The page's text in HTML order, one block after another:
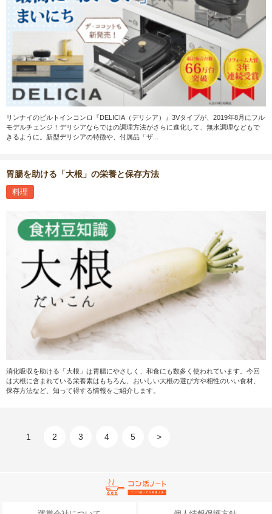
リンナイのビルトインコンロ『DELICIA（デリシア）』3Vタイプが、2019年8月にフル
モデルチェンジ！デリシアならではの調理方法がさらに進化して、無水調理などもで
きるように。新型デリシアの特徴や、付属品「ザ...
胃腸を助ける「大根」の栄養と保存方法
料理
消化吸収を助ける「大根」は胃腸にやさしく、和食にも数多く使われています。今回
は大根に含まれている栄養素はもちろん、おいしい大根の選び方や相性のいい食材、
保存方法など、知って得する情報をご紹介します。
1 2 3 4 5 >